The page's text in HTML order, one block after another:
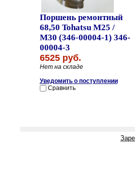
Поршень ремонтный
68,50 Tohatsu M25 /
M30 (346-00004-1) 346-
00004-3
6525 руб.
Нет на складе
Уведомить о поступлении
Сравнить